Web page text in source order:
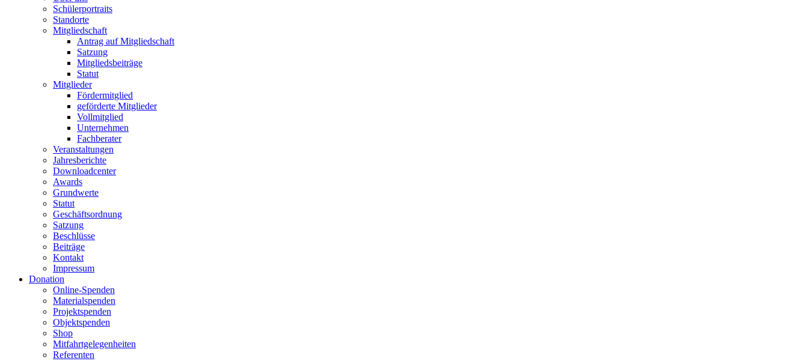
Schülerportraits
Standorte
Mitgliedschaft
Antrag auf Mitgliedschaft
Satzung
Mitgliedsbeiträge
Statut
Mitglieder
Fördermitglied
geförderte Mitglieder
Vollmitglied
Unternehmen
Fachberater
Veranstaltungen
Jahresberichte
Downloadcenter
Awards
Grundwerte
Statut
Geschäftsordnung
Satzung
Beschlüsse
Beiträge
Kontakt
Impressum
Donation
Online-Spenden
Materialspenden
Projektspenden
Objektspenden
Shop
Mitfahrtgelegenheiten
Referenten